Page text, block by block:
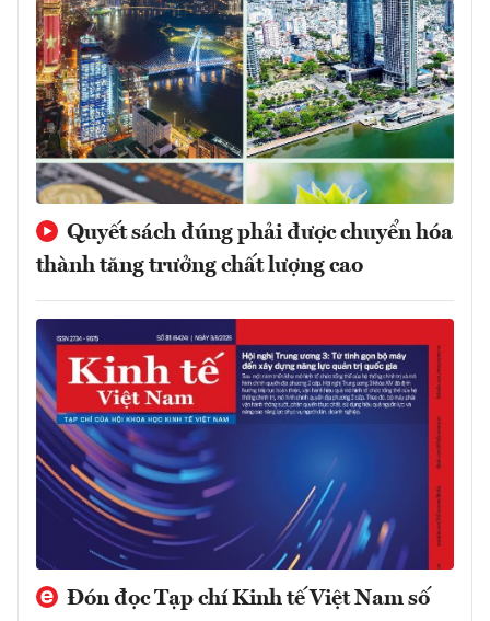
Quyết sách đúng phải được chuyển hóa
thành tăng trưởng chất lượng cao
Đón đọc Tạp chí Kinh tế Việt Nam số